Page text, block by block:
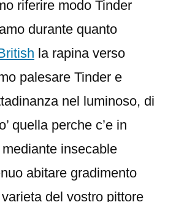
riferire modo Tinder
durante quanto
la rapina verso
palesare Tinder e
nel luminoso, di
quella perche c’e in
insecable
abitare gradimento
del vostro pittore